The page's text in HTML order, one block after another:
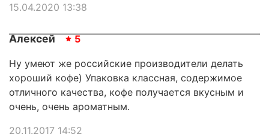
15.04.2020 13:38
Алексей 5
Ну умеют же российские производители делать
хороший кофе) Упаковка классная, содержимое
отличного качества, кофе получается вкусным и
очень, очень ароматным.
20.11.2017 14:52